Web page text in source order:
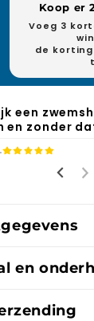
Koop er
Voeg 3
de
een
en zonder
en